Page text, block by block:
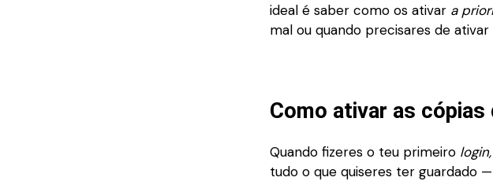
ideal é saber como os ativar a priori
mal ou quando precisares de
Como ativar as cópias
Quando fizeres o teu primeiro login,
tudo o que quiseres ter guardado